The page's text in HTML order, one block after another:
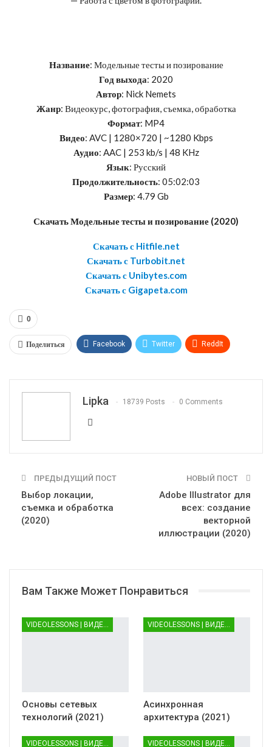
Название: Модельные тесты и позирование
Год выхода: 2020
Автор: Nick Nemets
Жанр: Видеокурс, фотография, съемка, обработка
Формат: MP4
Видео: AVC | 1280×720 | ~1280 Kbps
Аудио: AAC | 253 kb/s | 48 KHz
Язык: Русский
Продолжительность: 05:02:03
Размер: 4.79 Gb
Скачать Модельные тесты и позирование (2020)
Скачать с Hitfile.net
Скачать с Turbobit.net
Скачать с Unibytes.com
Скачать с Gigapeta.com
0
Поделиться Facebook Twitter ReddIt
Lipka 18739 Posts 0 Comments
ПРЕДЫДУЩИЙ ПОСТ
Выбор локации,
съемка и обработка
(2020)
НОВЫЙ ПОСТ
Adobe Illustrator для
всех: создание
векторной
иллюстрации (2020)
Вам Также Может Понравиться
Основы сетевых
технологий (2021)
Асинхронная
архитектура (2021)
VIDEOLESSONS | ВИДЕОУРОКИ VIDEOLESSONS | ВИДЕОУРОКИ